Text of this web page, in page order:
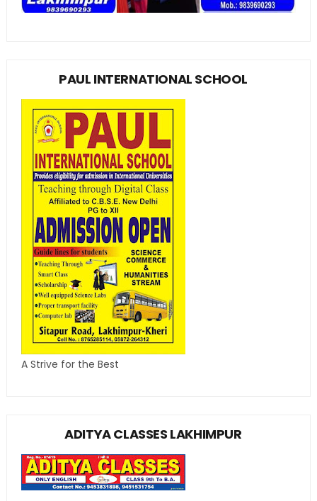
PAUL INTERNATIONAL SCHOOL
A Strive for the Best
ADITYA CLASSES LAKHIMPUR